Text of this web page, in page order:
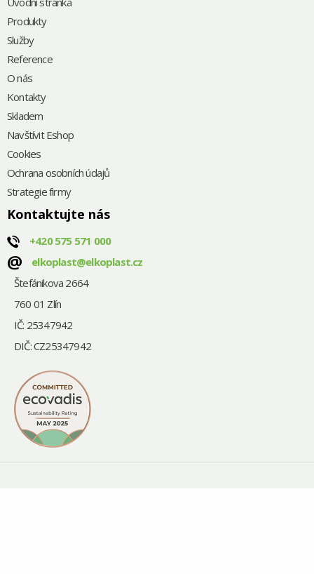
Produkty
Služby
Reference
O nás
Kontakty
Skladem
Navštívit Eshop
Cookies
Ochrana osobních údajů
Strategie firmy
Kontaktujte nás
+420575 571 000
@
elkoplast@elkoplast.cz
Štefánikova 2664
760 01 Zlín
IČ: 25347942
DIČ: CZ25347942